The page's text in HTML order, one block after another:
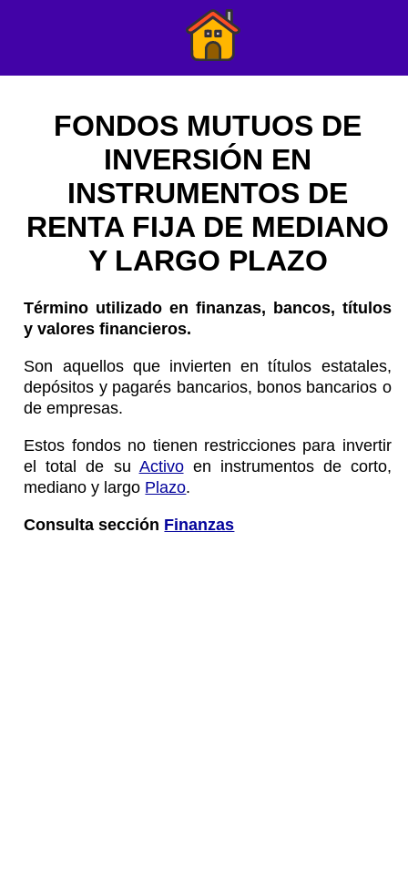
FONDOS MUTUOS DE
INVERSIÓN EN
INSTRUMENTOS DE
RENTA FIJA DE MEDIANO
Y LARGO PLAZO
Término utilizado en finanzas, bancos, títulos
y valores financieros.
Son aquellos que invierten en títulos estatales,
depósitos y pagarés bancarios, bonos bancarios o
de empresas.
Estos fondos no tienen restricciones para invertir
el total de su Activoen instrumentos de corto,
mediano y largo Plazo.
Consulta sección Finanzas